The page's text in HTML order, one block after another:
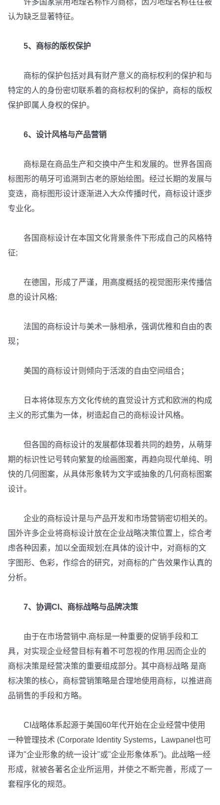
许多国家禁用地理名称作为商标，因为地理名称往往被
认为缺乏显著特征。
5、商标的版权保护
商标的保护包括对具有财产意义的商标权利的保护和与
特定的人的身份密切联系着的商标权利的保护，商标的版权
保护即属人身权的保护。
6、设计风格与产品营销
商标是在商品生产和交换中产生和发展的。世界各国商
标图形的萌牙可追溯到古老的原始绘图。经过长期的发展与
变迭，商标图形设计逐渐进入大众传播时代，商标设计逐步
专业化。
各国商标设计在本国文化背景条件下形成自己的风格特
征;
在德国，形成了严谨，用高度概括的视觉图形来传播信
息的设计风格;
法国的商标设计与美术一脉相承，强调优稚和自由的表
现；
美国的商标设计则倾向于活泼的自由空间组合；
日本将体现东方文化传统的直觉设计方式和欧洲的构成
主义的形式集为一体，树造起自己的商标设计风格。
但各国的商标设计的发展都体现着共同的趋势，从萌芽
期的标识性记号转向繁复的绘画图案，再趋向现代单纯、明
快的几伺图案，从具体形象转为文字或抽象的几何商标图案
设计。
企业的商标设计是与产品开发和市场营销密切相关的。
国外许多企业将商标设计放在企业战略决策位置上，综合考
虑各种因素，加以全面规划;在具体的设计中，对商标的文
字图形、色彩，作综合的研究，对商标的广告效果作认真的
分析。
7、协调CI、商标战略与品牌决策
由于在市场营销中.商标是一种重要的促销手段和工
具，对实现企业经营目标有着不可忽视的作用.因而企业的
商标决策是经营决策的重要组成部分。其中商标战略 是商
标决策的核心，商标营销策略是合理地使用商标，以推进商
品销售的手段和方略。
CI战略体系起源于美国60年代开始在企业经营中使用
一种管理技术 (Corporate ldentity Systems，Lawpanel也可
译为"企业形象的统一设计"或"企业形象体系")。此战略一经
形成，就被各著名企业所运用，并使之不断完善，形成了一
套程序化的规范。